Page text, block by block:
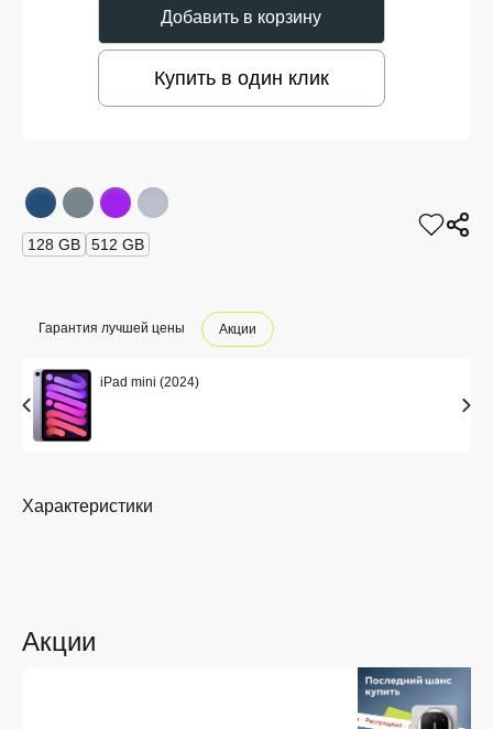
Добавить в корзину
Купить в один клик
128 GB 512 GB
Гарантия лучшей цены Акции
iPad mini (2024)
Акции
Характеристики